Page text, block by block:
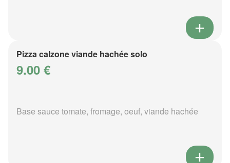
Pizza calzone viande hachée solo
9.00 €
Base sauce tomate, fromage, oeuf, viande hachée